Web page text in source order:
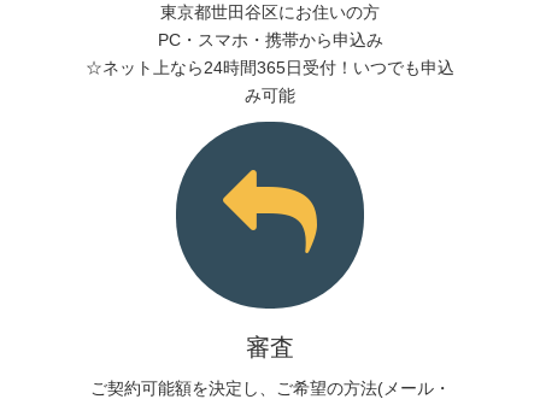
東京都世田谷区にお住いの方
PC・スマホ・携帯から申込み
☆ネット上なら24時間365日受付！いつでも申込
み可能
審査
ご契約可能額を決定し、ご希望の方法(メール・